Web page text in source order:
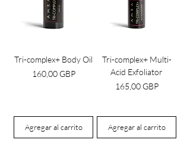
Tri-complex+ Body Oil
Precio
160,00 GBP
Agregar al carrito
Tri-complex+ Multi-
Acid Exfoliator
Precio
165,00 GBP
Agregar al carrito